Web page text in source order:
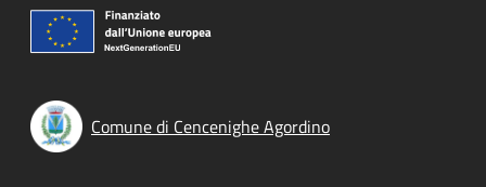
Comune di Cencenighe Agordino